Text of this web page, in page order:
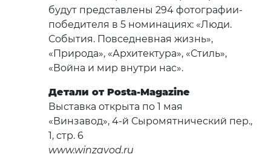
будут представлены 294 фотографии-
победителя в 5 номинациях: «Люди.
События. Повседневная жизнь»,
«Природа», «Архитектура», «Стиль»,
«Война и мир внутри нас».
Детали от Posta-Magazine
Выставка открыта по 1 мая
«Винзавод», 4-й Сыромятнический пер.,
1, стр. 6
www.winzavod.ru